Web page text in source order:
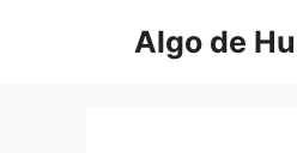
Algo de